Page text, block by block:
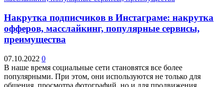
Накрутка подписчиков в Инстаграме: накрутка
офферов, масслайкинг, популярные сервисы,
преимущества
07.10.2022 0
В наше время социальные сети становятся все более
популярными. При этом, они используются не только для
общения, просмотра фотографий, но и для продвижения